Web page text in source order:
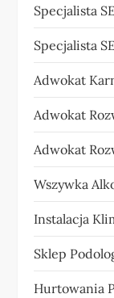
Specjalista
Specjalista
Adwokat
Adwokat
Adwokat
Wszywka
Instalacja
Sklep
Hurtowania